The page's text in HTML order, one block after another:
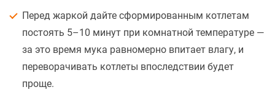
Перед жаркой дайте сформированным котлетам
постоять 5–10 минут при комнатной температуре —
за это время мука равномерно впитает влагу, и
переворачивать котлеты впоследствии будет
проще.